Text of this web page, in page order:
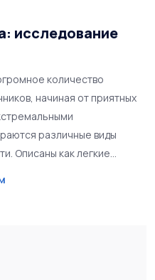
исследование
количество
начиная от приятных
различные виды
Описаны как легкие
отдыха. Также предлагаются